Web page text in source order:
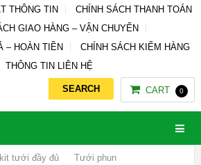
THÔNG TIN
CHÍNH SÁCH THANH TOÁN
GIAO HÀNG – VẬN CHUYỂN
– HOÀN TIỀN
CHÍNH SÁCH KIỂM HÀNG
THÔNG TIN LIÊN HỆ
CART 0
tưới đầy đủ Tưới phun